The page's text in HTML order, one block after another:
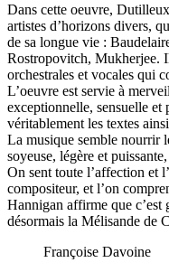
Dans cette oeuvre,
artistes d’horizons divers,
de sa longue vie :
Rostropovitch, Mukherjee.
orchestrales et vocales qui
L’oeuvre est servie à
exceptionnelle, sensuelle et
véritablement les textes
La musique semble nourrir
soyeuse, légère et
On sent toute l’affection et
compositeur, et l’on
Hannigan affirme que
désormais la Mélisande de
Françoise Davoine